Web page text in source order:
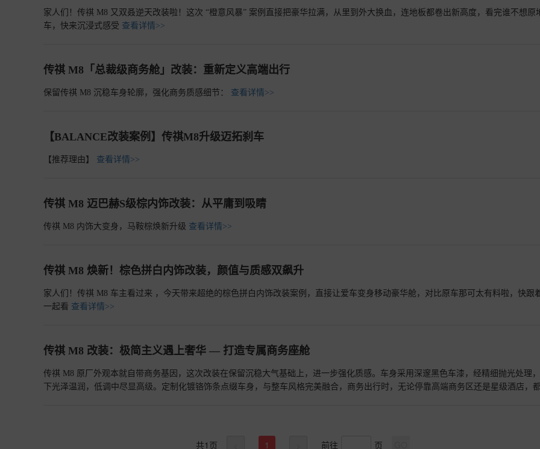
家人们！传祺 M8 又双叒逆天改装啦！这次 “橙意风暴” 案例直接把豪华拉满，从里到外大换血，连地板都卷出新高度，看完谁不想原
车，快来沉浸式感受 查看详情>>
传祺 M8「总裁级商务舱」改装：重新定义高端出行
保留传祺 M8 沉稳车身轮廓，强化商务质感细节： 查看详情>>
【BALANCE改装案例】传祺M8升级迈拓刹车
【推荐理由】 查看详情>>
传祺 M8 迈巴赫S级棕内饰改装：从平庸到吸睛
传祺 M8 内饰大变身，马鞍棕焕新升级 查看详情>>
传祺 M8 焕新！棕色拼白内饰改装，颜值与质感双飙升
家人们！传祺 M8 车主看过来 ，今天带来超绝的棕色拼白内饰改装案例，直接让爱车变身移动豪华舱，对比原车那可太有料啦，快跟
一起看 查看详情>>
传祺 M8 改装：极简主义遇上奢华 — 打造专属商务座舱
传祺 M8 原厂外观本就自带商务基因，这次改装在保留沉稳大气基础上，进一步强化质感。车身采用深邃黑色车漆，经精细抛光处理
下光泽温润，低调中尽显高级。定制化镀铬饰条点缀车身，与整车风格完美融合，商务出行时，无论停靠高端商务区还是星级酒店，
共1 页 1 前往 页